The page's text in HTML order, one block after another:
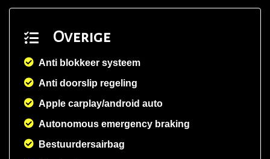
Overige
Anti blokkeer systeem
Anti doorslip regeling
Apple carplay/android auto
Autonomous emergency braking
Bestuurdersairbag